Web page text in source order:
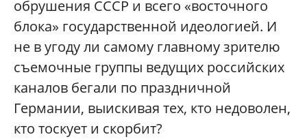
обрушения СССР и всего «восточного
блока» государственной идеологией. И
не в угоду ли самому главному зрителю
съемочные группы ведущих российских
каналов бегали по праздничной
Германии, выискивая тех, кто недоволен,
кто тоскует и скорбит?